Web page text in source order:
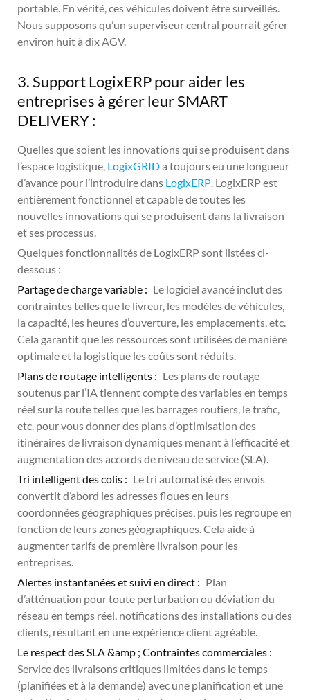
portable. En vérité, ces véhicules doivent être surveillés.
Nous supposons qu’un superviseur central pourrait gérer
environ huit à dix AGV.
3. Support LogixERP pour aider les
entreprises à gérer leur SMART
DELIVERY :
Quelles que soient les innovations qui se produisent dans
l’espace logistique, LogixGRIDa toujours eu une longueur
d’avance pour l’introduire dans LogixERP . LogixERP est
entièrement fonctionnel et capable de toutes les
nouvelles innovations qui se produisent dans la livraison
et ses processus.
Quelques fonctionnalités de LogixERP sont listées ci-
dessous :
Partage de charge variable : Le logiciel avancé inclut des
contraintes telles que le livreur, les modèles de véhicules,
la capacité, les heures d’ouverture, les emplacements, etc.
Cela garantit que les ressources sont utilisées de manière
optimale et la logistique les coûts sont réduits.
Plans de routage intelligents : Les plans de routage
soutenus par l’IA tiennent compte des variables en temps
réel sur la route telles que les barrages routiers, le trafic,
etc. pour vous donner des plans d’optimisation des
itinéraires de livraison dynamiques menant à l’efficacité et
augmentation des accords de niveau de service (SLA).
Tri intelligent des colis : Le tri automatisé des envois
convertit d’abord les adresses floues en leurs
coordonnées géographiques précises, puis les regroupe en
fonction de leurs zones géographiques. Cela aide à
augmenter tarifs de première livraison pour les
entreprises.
Alertes instantanées et suivi en direct : Plan
d’atténuation pour toute perturbation ou déviation du
réseau en temps réel, notifications des installations ou des
clients, résultant en une expérience client agréable.
Le respect des SLA &amp ; Contraintes commerciales :
Service des livraisons critiques limitées dans le temps
(planifiées et à la demande) avec une planification et une